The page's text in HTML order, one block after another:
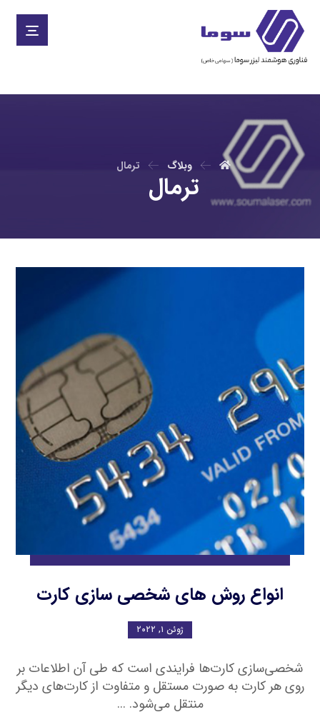
وبلاگ ترمال
ترمال
انواع روش های شخصی سازی کارت
ژوئن ۱, ۲۰۲۲
شخصی‌سازی کارت‌ها فرایندی است که طی آن اطلاعات بر
روی هر کارت به صورت مستقل و متفاوت از کارت‌های دیگر
منتقل می‌شود. ...